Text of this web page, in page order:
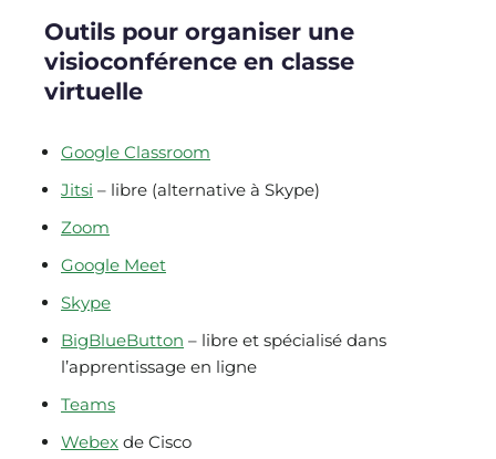
Outils pour organiser une
visioconférence en classe
virtuelle
Google Classroom
Jitsi – libre (alternative à Skype)
Zoom
Google Meet
Skype
BigBlueButton – libre et spécialisé dans
l’apprentissage en ligne
Teams
Webex de Cisco